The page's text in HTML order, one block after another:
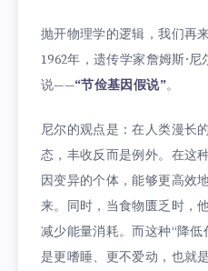
抛开物理学的逻辑，我们再
1962年，遗传学家詹姆斯·
说——“节俭基因假说”。
尼尔的观点是：在人类漫长
态，丰收反而是例外。在这
因变异的个体，能够更高效
来。同时，当食物匮乏时，
减少能量消耗。而这种“降
是更嗜睡、更不爱动，也就